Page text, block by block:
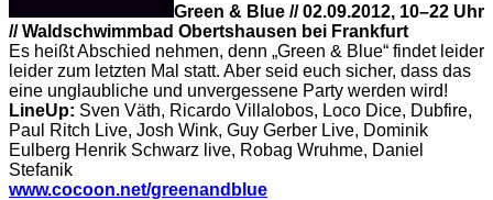
Green & Blue // 02.09.2012, 10–22 Uhr
// Waldschwimmbad Obertshausen bei Frankfurt
Es heißt Abschied nehmen, denn „Green & Blue“ findet leider
leider zum letzten Mal statt. Aber seid euch sicher, dass das
eine unglaubliche und unvergessene Party werden wird!
LineUp: Sven Väth, Ricardo Villalobos, Loco Dice, Dubfire,
Paul Ritch Live, Josh Wink, Guy Gerber Live, Dominik
Eulberg Henrik Schwarz live, Robag Wruhme, Daniel
Stefanik
www.cocoon.net/greenandblue